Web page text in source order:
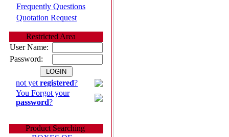
Frequently Questions
Quotation Request
Restricted Area
User Name:
Password:
not yet registered?
You Forgot your
password?
Product Searching